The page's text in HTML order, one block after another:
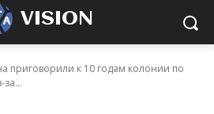
VISION
приговорили к 10 годам колонии по